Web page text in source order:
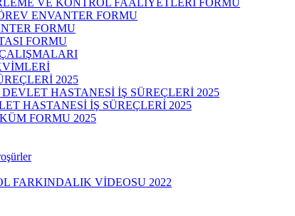
ENVANTER FORMU
FORMU
FORMU
2025
HASTANESİ İŞ SÜREÇLERİ 2025
HASTANESİ İŞ SÜREÇLERİ 2025
FORMU 2025
FARKINDALIK VİDEOSU 2022